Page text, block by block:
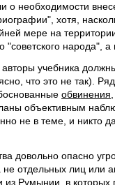
о необходимости
хотя,
мере на
народа", а
учебника
что это не так).
обвинения
объективным
не в теме, и никто
довольно опасно
отдельных лиц или
Румынии, в которых